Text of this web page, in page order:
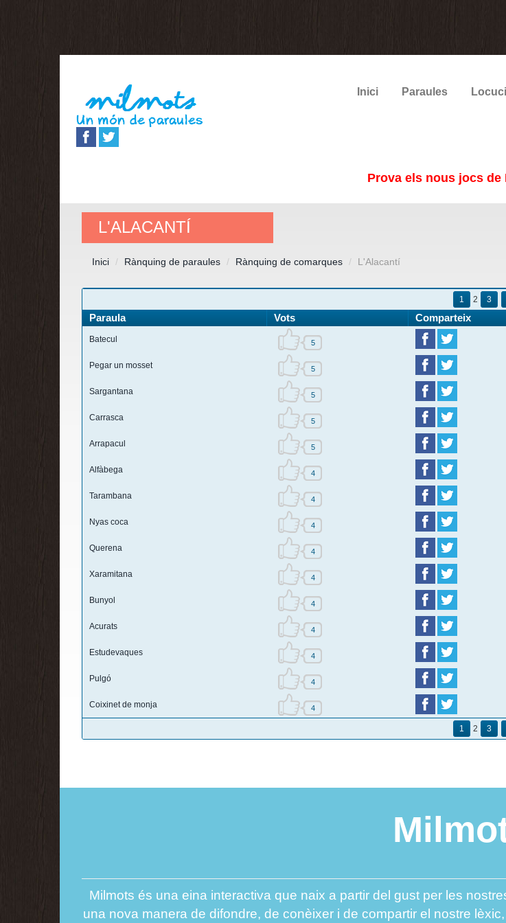
Inici Paraules
Prova els nous jocs de
L'ALACANTÍ
Inici Rànquing de paraules Rànquing de comarques L'Alacantí
1 2 3
Paraula Vots Comparteix
1 2 3
Batecul 5
Pegar un mosset 5
Sargantana 5
Carrasca 5
Arrapacul 5
Alfàbega 4
Tarambana 4
Nyas coca 4
Querena 4
Xaramitana 4
Bunyol 4
Acurats 4
Estudevaques 4
Pulgó 4
Coixinet de monja 4
Milmots és una eina interactiva que naix a partir del gust per les
una nova manera de difondre, de conèixer i de compartir el nostre